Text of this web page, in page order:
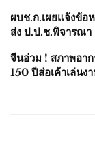
ผบช.ก.เผยแจ้งข้อ
ส่ง ป.ป.ช.พิจารณา
จีนอ่วม ! สภาพอา
150 ปีส่อเค้าเล่นง